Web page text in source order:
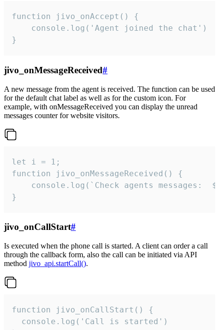
function jivo_onAccept() {
}
jivo_onMessageReceived#
A new message from the agent is received. The function can be used
for the default chat label as well as for the custom icon. For
example, with onMessageReceived you can display the unread
messages counter for website visitors.
let i = 1;
function jivo_onMessageReceived() {
}
jivo_onCallStart#
Is executed when the phone call is started. A client can order a call
through the callback form, also the call can be initiated via API
method jivo_api.startCall().
function jivo_onCallStart() {
  console.log('Call is started')